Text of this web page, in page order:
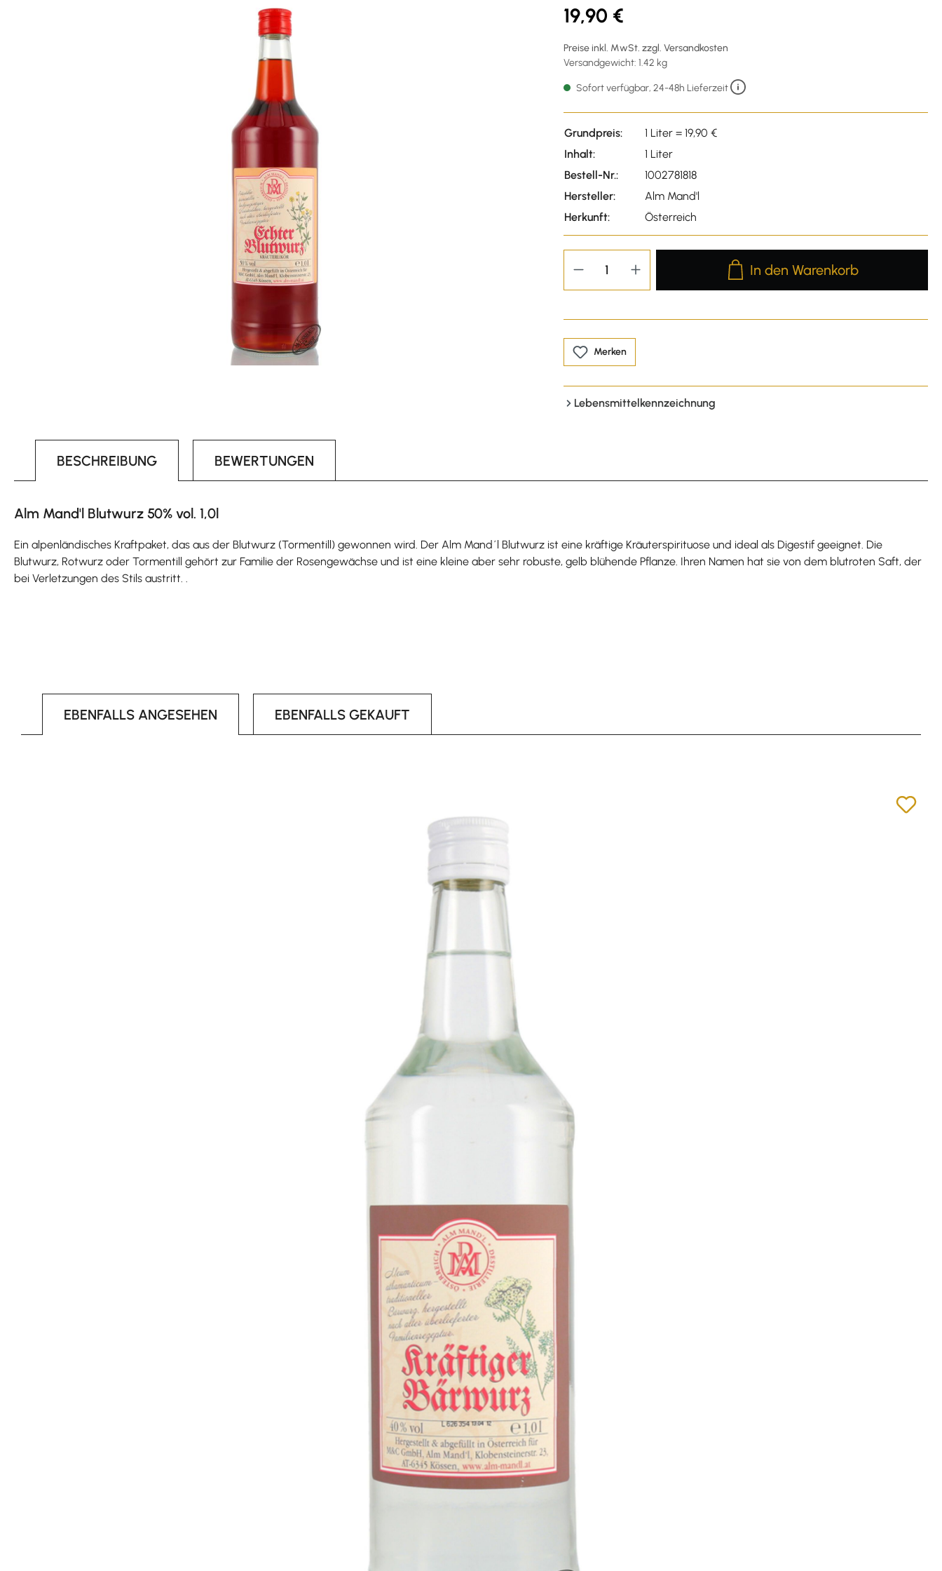
19,90 €
Preise inkl. MwSt. zzgl. Versandkosten
Versandgewicht: 1.42 kg
Sofort verfügbar, 24-48h Lieferzeit
Grundpreis:
1 Liter = 19,90 €
Inhalt:
1 Liter
Bestell-Nr.:
1002781818
Hersteller:
Alm Mand'l
Herkunft:
Österreich
Produkt Anzahl: Gib den
In den Warenkorb
Merken
Lebensmittelkennzeichnung
BESCHREIBUNG BEWERTUNGEN
Alm Mand'l Blutwurz 50% vol. 1,0l
Ein alpenländisches Kraftpaket, das aus der Blutwurz (Tormentill) gewonnen wird. Der Alm Mand´l Blutwurz ist eine kräftige Kräuterspirituose und ideal als Digestif geeignet. Die
Blutwurz, Rotwurz oder Tormentill gehört zur Familie der Rosengewächse und ist eine kleine aber sehr robuste, gelb blühende Pflanze. Ihren Namen hat sie von dem blutroten Saft, der
bei Verletzungen des Stils austritt. .
EBENFALLS ANGESEHEN EBENFALLS GEKAUFT